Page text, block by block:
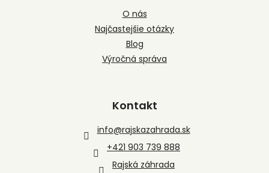
O nás
Najčastejšie otázky
Blog
Výročná správa
Kontakt
info@rajskazahrada.sk
+421 903 739 888
Rajská záhrada